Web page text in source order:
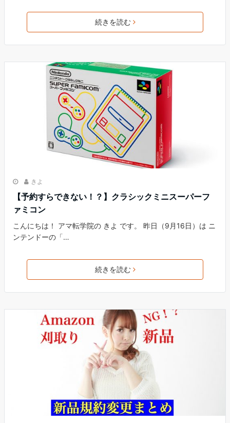
続きを読む
きよ
【予約すらできない！？】クラシックミニスーパーフ
ァミコン
こんにちは！ アマ転学院の きよ です。 昨日（9月16日）は ニ
ンテンドーの「…
続きを読む